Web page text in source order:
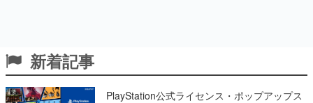
新着記事
PlayStation公式ライセンス・ポップアップス